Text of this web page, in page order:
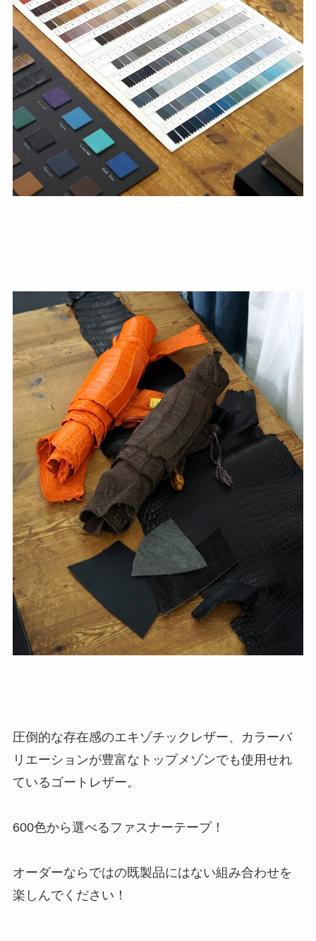
圧倒的な存在感のエキゾチックレザー、カラーバ
リエーションが豊富なトップメゾンでも使用せれ
ているゴートレザー。
600色から選べるファスナーテープ！
オーダーならではの既製品にはない組み合わせを
楽しんでください！